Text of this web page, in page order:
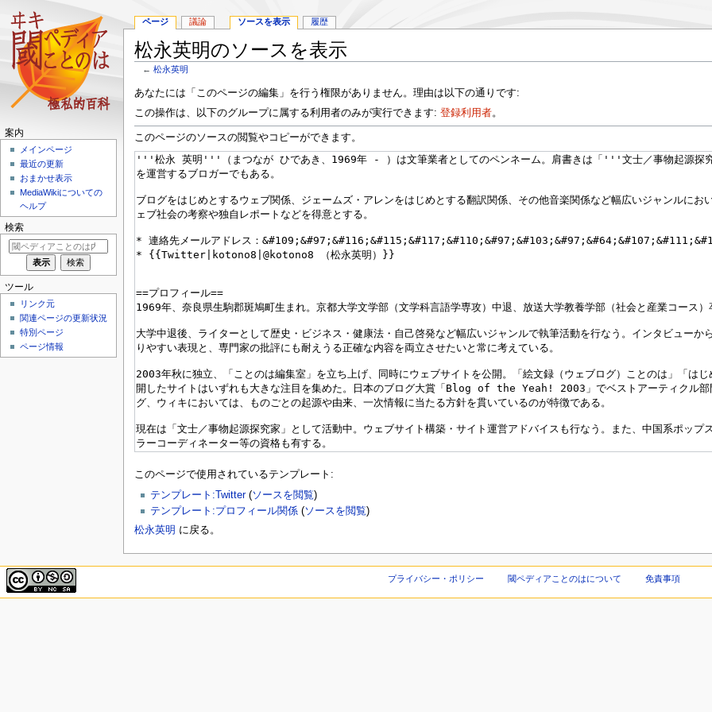
松永英明のソースを表示
←松永英明
ナ
ビ
ー
シ
ョ
ン
に
移
検
索
移
動
あなたには「このページの編集」を行う権限がありません。理由は以下の通りです:
この操作は、以下のグループに属する利用者のみが実行できます: 登録利用者。
このページのソースの閲覧やコピーができます。
このページで使用されているテンプレート:
テンプレート:Twitter(ソースを閲覧)
テンプレート:プロフィール関係(ソースを閲覧)
松永英明 に戻る。
ページ 議論 ソースを表示 履歴
案内
メインページ
最近の更新
おまかせ表示
MediaWikiについての
ヘルプ
検索
ツール
リンク元
関連ページの更新状況
特別ページ
ページ情報
プライバシー・ポリシー 閾ペディアことのはについて 免責事項